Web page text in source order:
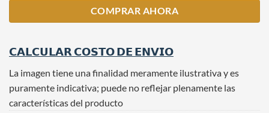
COMPRAR AHORA
𝗖𝗔𝗟𝗖𝗨𝗟𝗔𝗥 𝗖𝗢𝗦𝗧𝗢 𝗗𝗘 𝗘𝗡𝗩𝗜𝗢
La imagen tiene una finalidad meramente ilustrativa y es
puramente indicativa; puede no reflejar plenamente las
características del producto